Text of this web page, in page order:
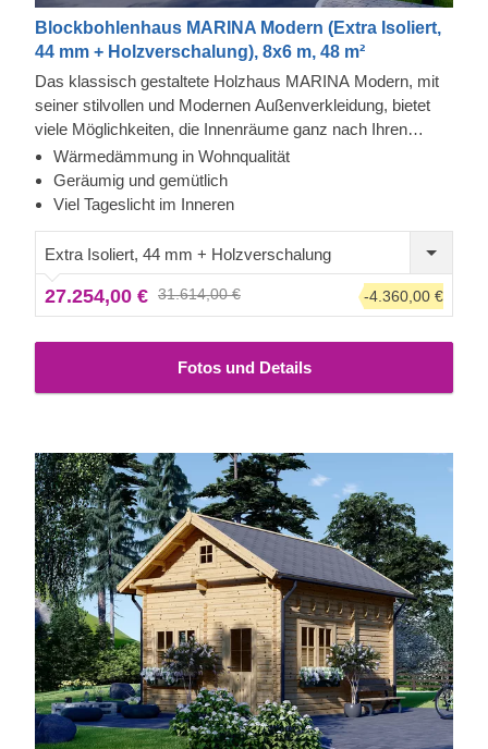
Blockbohlenhaus MARINA Modern (Extra Isoliert,
44 mm + Holzverschalung), 8x6 m, 48 m²
Das klassisch gestaltete Holzhaus MARINA Modern, mit
seiner stilvollen und Modernen Außenverkleidung, bietet
viele Möglichkeiten, die Innenräume ganz nach Ihren
Wünschen zu gestalten. Aufgrund seiner offenen Flächen
ist MARINA Modern ein multifunktionales Modell, mit dem
Sie Ihre Gestaltungsideen umsetzen und den Ort Ihrer
Wärmedämmung in Wohnqualität
Geräumig und gemütlich
Viel Tageslicht im Inneren
Extra Isoliert, 44 mm + Holzverschalung
27.254,00 € 31.614,00 € -4.360,00 €
Fotos und Details